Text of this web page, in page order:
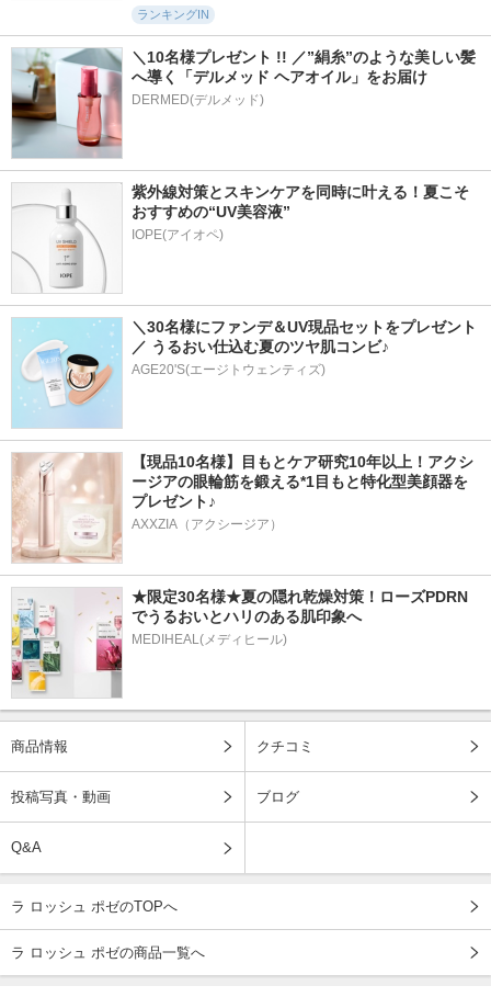
ランキングIN
＼10名様プレゼント !! ／”絹糸”のような美しい髪
へ導く「デルメッド ヘアオイル」をお届け
DERMED(デルメッド)
紫外線対策とスキンケアを同時に叶える！夏こそ
おすすめの“UV美容液”
IOPE(アイオペ)
＼30名様にファンデ＆UV現品セットをプレゼント
／ うるおい仕込む夏のツヤ肌コンビ♪
AGE20'S(エージトウェンティズ)
【現品10名様】目もとケア研究10年以上！アクシ
ージアの眼輪筋を鍛える*1目もと特化型美顔器を
プレゼント♪
AXXZIA（アクシージア）
★限定30名様★夏の隠れ乾燥対策！ローズPDRN
でうるおいとハリのある肌印象へ
MEDIHEAL(メディヒール)
商品情報 クチコミ
投稿写真・動画 ブログ
Q&A
ラ ロッシュ ポゼのTOPへ
ラ ロッシュ ポゼの商品一覧へ